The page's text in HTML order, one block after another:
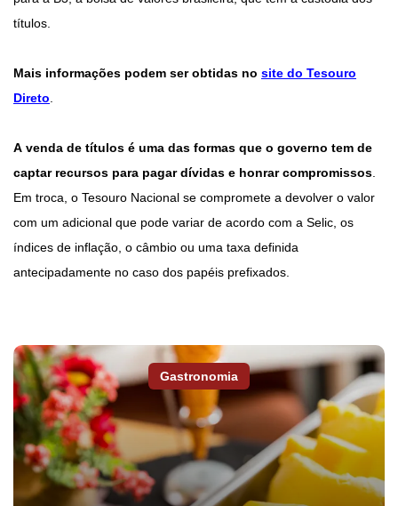
títulos.
Mais informações podem ser obtidas no site do Tesouro
Direto.
A venda de títulos é uma das formas que o governo tem de
captar recursos para pagar dívidas e honrar compromissos.
Em troca, o Tesouro Nacional se compromete a devolver o valor
com um adicional que pode variar de acordo com a Selic, os
índices de inflação, o câmbio ou uma taxa definida
antecipadamente no caso dos papéis prefixados.
Gastronomia